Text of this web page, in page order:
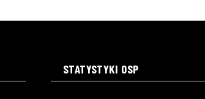
STATYSTYKI OSP